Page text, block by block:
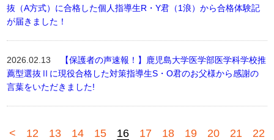
抜（A方式）に合格した個人指導生R・Y君（1浪）から合格体験記
が届きました！
2026.02.13
【保護者の声速報！】鹿児島大学医学部医学科学校推
薦型選抜Ⅱに現役合格した対策指導生S・O君のお父様から感謝の
言葉をいただきました!
< 12 13 14 15 16 17 18 19 20 21
22